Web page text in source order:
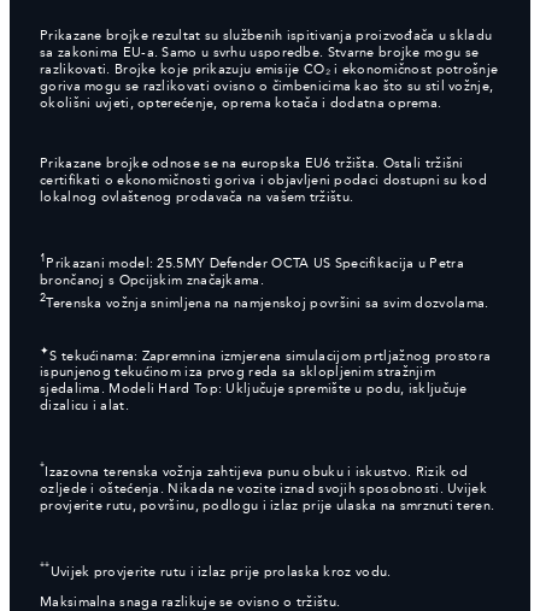
Prikazane brojke rezultat su službenih ispitivanja proizvođača u skladu
sa zakonima EU-a. Samo u svrhu usporedbe. Stvarne brojke mogu se
razlikovati. Brojke koje prikazuju emisije CO₂ i ekonomičnost potrošnje
goriva mogu se razlikovati ovisno o čimbenicima kao što su stil vožnje,
okolišni uvjeti, opterećenje, oprema kotača i dodatna oprema.
Prikazane brojke odnose se na europska EU6 tržišta. Ostali tržišni
certifikati o ekonomičnosti goriva i objavljeni podaci dostupni su kod
lokalnog ovlaštenog prodavača na vašem tržištu.
1 Prikazani model: 25.5MY Defender OCTA US Specifikacija u Petra
brončanoj s Opcijskim značajkama.
2 Terenska vožnja snimljena na namjenskoj površini sa svim dozvolama.
✦S tekućinama: Zapremnina izmjerena simulacijom prtljažnog prostora
ispunjenog tekućinom iza prvog reda sa sklopljenim stražnjim
sjedalima. Modeli Hard Top: Uključuje spremište u podu, isključuje
dizalicu i alat.
* Izazovna terenska vožnja zahtijeva punu obuku i iskustvo. Rizik od
ozljede i oštećenja. Nikada ne vozite iznad svojih sposobnosti. Uvijek
provjerite rutu, površinu, podlogu i izlaz prije ulaska na smrznuti teren.
** Uvijek provjerite rutu i izlaz prije prolaska kroz vodu.
Maksimalna snaga razlikuje se ovisno o tržištu.